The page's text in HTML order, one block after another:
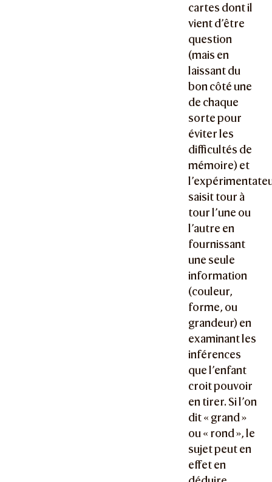
cartes dont il
vient d’être
question
(mais en
laissant du
bon côté une
de chaque
sorte pour
éviter les
difficultés de
mémoire) et
saisit tour à
tour l’une ou
l’autre en
fournissant
une seule
information
(couleur,
forme, ou
grandeur) en
examinant les
inférences
que l’enfant
croit pouvoir
en tirer. Si l’on
dit « grand »
ou « rond », le
sujet peut en
effet en